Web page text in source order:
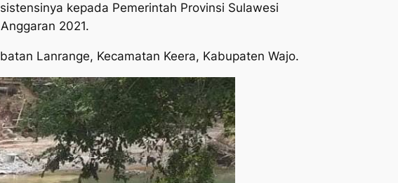
kepada Pemerintah Provinsi Sulawesi
2021.
Lanrange, Kecamatan Keera, Kabupaten Wajo.